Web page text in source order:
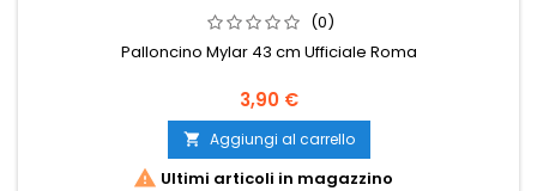
(0)
Palloncino Mylar 43 cm Ufficiale Roma
Prezzo
3,90 €
 Aggiungi al carrello
 Ultimi articoli in magazzino